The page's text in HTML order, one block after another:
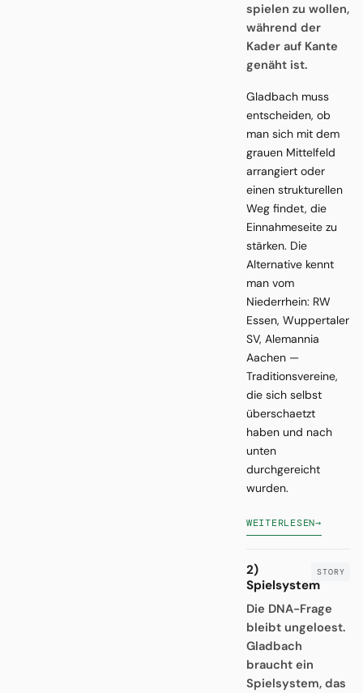
spielen zu wollen,
während der
Kader auf Kante
genäht ist.
Gladbach muss
entscheiden, ob
man sich mit dem
grauen Mittelfeld
arrangiert oder
einen strukturellen
Weg findet, die
Einnahmeseite zu
stärken. Die
Alternative kennt
man vom
Niederrhein: RW
Essen, Wuppertaler
SV, Alemannia
Aachen —
Traditionsvereine,
die sich selbst
überschaetzt
haben und nach
unten
durchgereicht
wurden.
WEITERLESEN→
2)
Spielsystem
Die DNA-Frage
bleibt ungeloest.
Gladbach
braucht ein
Spielsystem, das